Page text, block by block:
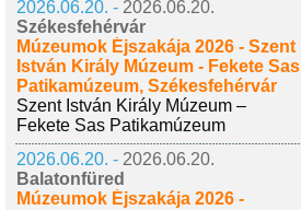
2026.06.20. - 2026.06.20.
Székesfehérvár
Múzeumok Éjszakája 2026 - Szent
István Király Múzeum - Fekete Sas
Patikamúzeum, Székesfehérvár
Szent István Király Múzeum –
Fekete Sas Patikamúzeum
2026.06.20. - 2026.06.20.
Balatonfüred
Múzeumok Éjszakája 2026 -